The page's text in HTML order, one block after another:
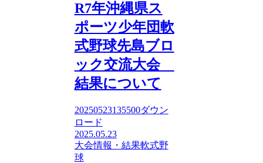
R7年沖縄県ス
ポーツ少年団軟
式野球先島ブロ
ック交流大会
結果について
20250523135500ダウン
ロード
2025.05.23
大会情報・結果軟式野
球